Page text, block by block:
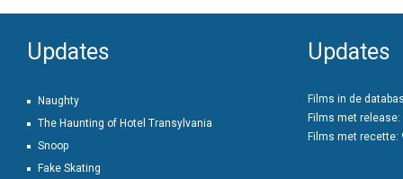
Updates
Naughty
The Haunting of Hotel Transylvania
Snoop
Fake Skating
Updates
Films in de
Films met release:
Films met recette: